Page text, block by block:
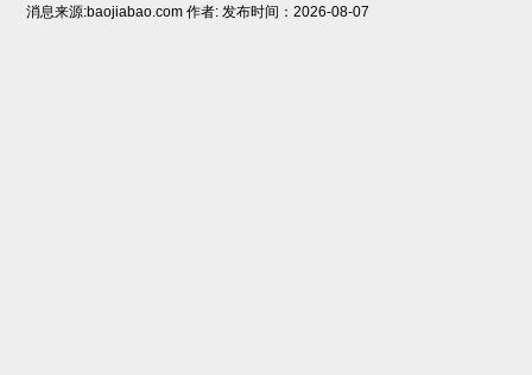
消息来源:baojiabao.com 作者: 发布时间：2026-08-07